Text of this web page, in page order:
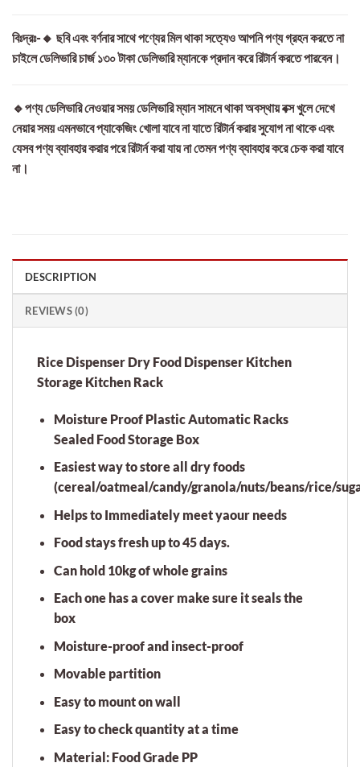
বিঃদ্রঃ-🔸 ছবি এবং বর্ণনার সাথে পণ্যের মিল থাকা সত্যেও আপনি পণ্য গ্রহন করতে না
চাইলে ডেলিভারি চার্জ ১৩০ টাকা ডেলিভারি ম্যানকে প্রদান করে রিটার্ন করতে পারবেন।
🔹পণ্য ডেলিভারি নেওয়ার সময় ডেলিভারি ম্যান সামনে থাকা অবস্থায় বক্স খুলে দেখে
নেয়ার সময় এমনভাবে প্যাকেজিং খোলা যাবে না যাতে রিটার্ন করার সুযোগ না থাকে এবং
যেসব পণ্য ব্যাবহার করার পরে রিটার্ন করা যায় না তেমন পণ্য ব্যাবহার করে চেক করা যাবে
না।
DESCRIPTION
REVIEWS (0)
Rice Dispenser Dry Food Dispenser Kitchen
Storage Kitchen Rack
Moisture Proof Plastic Automatic Racks
Sealed Food Storage Box
Easiest way to store all dry foods
(cereal/oatmeal/candy/granola/nuts/beans/rice/
Helps to Immediately meet yaour needs
Food stays fresh up to 45 days.
Can hold 10kg of whole grains
Each one has a cover make sure it seals the
box
Moisture-proof and insect-proof
Movable partition
Easy to mount on wall
Easy to check quantity at a time
Material: Food Grade PP